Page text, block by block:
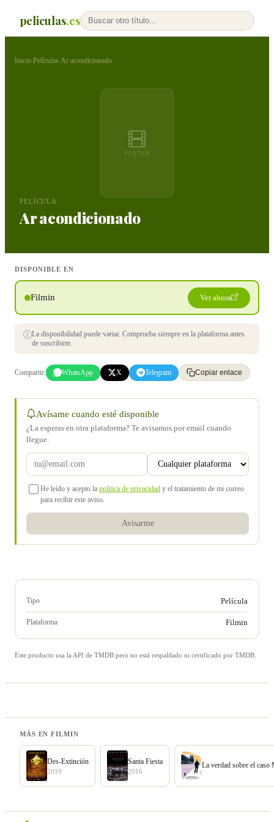
peliculas.es
Inicio›Películas›Ar acondicionado
PÓSTER
PELÍCULA
Ar acondicionado
DISPONIBLE EN
Filmin Ver ahora
La disponibilidad puede variar. Comprueba siempre en la plataforma antes
de suscribirte.
Compartir: WhatsApp X Telegram Copiar enlace
Avísame cuando esté disponible
¿La esperas en otra plataforma? Te avisamos por email cuando
llegue.
He leído y acepto la política de privacidad y el tratamiento de mi correo
para recibir este aviso.
Avisarme
Tipo Película
Plataforma Filmin
Este producto usa la API de TMDB pero no está respaldado ni certificado por TMDB.
MÁS EN FILMIN
Des-Extinción
2019
Santa Fiesta
2016
La verdad sobre el caso